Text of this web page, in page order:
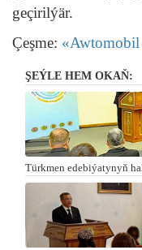
geçirilýär.
Çeşme:
ŞEÝLE HEM OKAŇ:
Türkmen edebiýatynyň